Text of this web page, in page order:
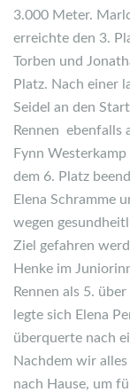
3.000 Meter.
erreichte den 3.
Torben und
Platz. Nach einer
Seidel an den
Rennen ebenfalls
Fynn
dem 6. Platz
Elena Schramme
wegen
Ziel gefahren
Henke im
Rennen als 5.
legte sich Elena
überquerte nach
Nachdem wir
nach Hause, um